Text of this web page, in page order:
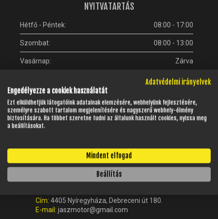
NYITVATARTÁS
Hétfő - Péntek: 08:00 - 17:00
Szombat: 08:00 - 13:00
Vasárnap: Zárva
KAPCSOLAT
Ügyfélszolgálat (központ):
Cím: 4405 Nyíregyháza, Debreceni út 180.
E-mail: jaszmotor@gmail.com
Adatvédelmi irányelvek
Engedélyezze a cookiek használatát
Ezt elküldhetjük látogatóink adatainak elemzésére, webhelyünk fejlesztésére,
személyre szabott tartalom megjelenítésére és nagyszerű webhely-élmény
biztosítására. Ha többet szeretne tudni az általunk használt cookies, nyissa meg
a beállításokat.
Mindent elfogad
Beállítás